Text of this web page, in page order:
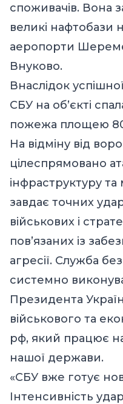
споживачів. Вона
великі нафтобази
аеропорти
Внуково.
Внаслідок
СБУ на обʼєкті
пожежа площею
На відміну від
цілеспрямовано
інфраструктуру
завдає точних
військових і
пов’язаних із
агресії. Служба
системно
Президента
військового та
рф, який працює
нашої держави.
«СБУ вже готує
Інтенсивність